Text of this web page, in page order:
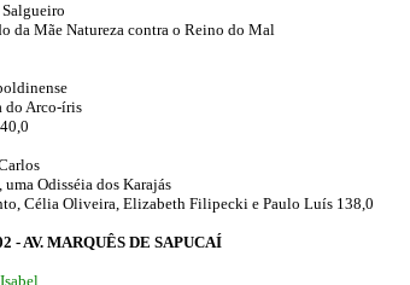
da Mãe Natureza contra o Reino do Mal
do Arco-íris
uma Odisséia dos Karajás
Célia Oliveira, Elizabeth Filipecki e Paulo Luís 138,0
- AV. MARQUÊS DE SAPUCAÍ